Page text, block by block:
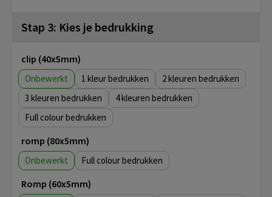
Stap 3: Kies je bedrukking
clip (40x5mm)
Onbewerkt 1
2
3
4
Full colour
romp (80x5mm)
Onbewerkt Full colour
Romp (60x5mm)